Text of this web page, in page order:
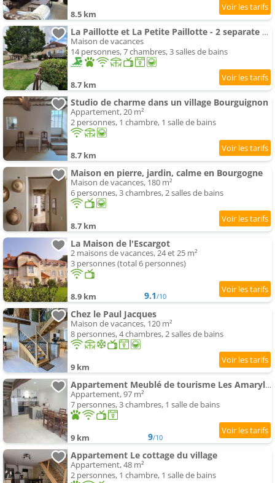
8.5 km
La Paillotte et La Petite Paillotte - 2 separate Maisons
Maison de vacances
14 personnes, 7 chambres, 3 salles de bains
8.7 km
Studio de charme dans un village Bourguignon
Appartement, 20 m²
2 personnes, 1 chambre, 1 salle de bains
8.7 km
Maison en pierre, jardin, calme en Bourgogne
Maison de vacances, 180 m²
6 personnes, 3 chambres, 2 salles de bains
8.7 km
La Maison de l'Escargot
2 maisons de vacances, 24 et 25 m²
3 personnes (total 6 personnes)
8.9 km 9.1/10
Chez le Paul Jacques
Maison de vacances, 120 m²
8 personnes, 4 chambres, 2 salles de bains
9 km
Appartement Meublé de tourisme Les Amaryllis
Appartement, 97 m²
7 personnes, 3 chambres, 1 salle de bains
9 km 9/10
Appartement Le cottage du village
Appartement, 48 m²
2 personnes, 1 chambre, 1 salle de bains